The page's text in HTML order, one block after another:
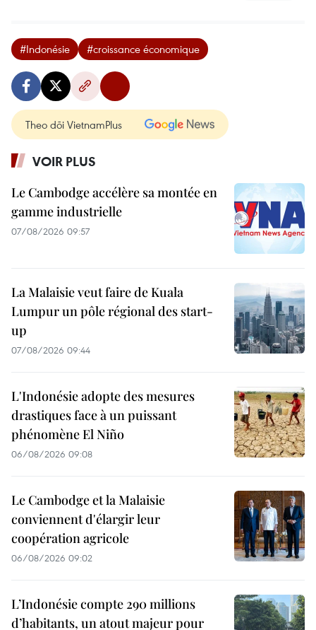
#Indonésie #croissance économique
Theo dõi VietnamPlus
VOIR PLUS
Le Cambodge accélère sa montée en
gamme industrielle
07/08/2026 09:57
La Malaisie veut faire de Kuala
Lumpur un pôle régional des start-
up
07/08/2026 09:44
L'Indonésie adopte des mesures
drastiques face à un puissant
phénomène El Niño
06/08/2026 09:08
Le Cambodge et la Malaisie
conviennent d'élargir leur
coopération agricole
06/08/2026 09:02
L’Indonésie compte 290 millions
d’habitants, un atout majeur pour